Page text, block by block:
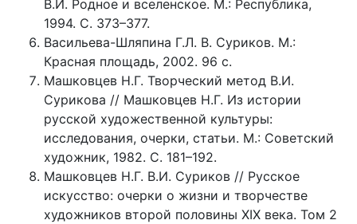
В.И. Родное и вселенское. М.: Республика,
1994. С. 373–377.
Васильева-Шляпина Г.Л. В. Суриков. М.:
Красная площадь, 2002. 96 с.
Машковцев Н.Г. Творческий метод В.И.
Сурикова // Машковцев Н.Г. Из истории
русской художественной культуры:
исследования, очерки, статьи. М.: Советский
художник, 1982. С. 181–192.
Машковцев Н.Г. В.И. Суриков // Русское
искусство: очерки о жизни и творчестве
художников второй половины XIX века. Том 2